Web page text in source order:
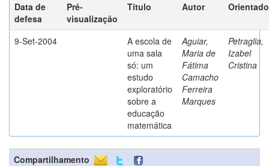
Data de
defesa
Pré-
visualização
Título Autor
9-Set-2004
A escola de
uma sala
só: um
estudo
exploratório
sobre a
educação
matemática
Aguiar,
Maria de
Fátima
Camacho
Ferreira
Marques
Petraglia,
Izabel
Cristina
Compartilhamento